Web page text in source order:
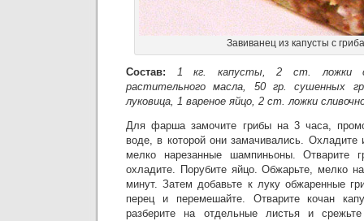
Завиванец из капусты с
Состав:
1 кг. капусты, 2 ст. ложки
растительного масла, 50 гр. сушенных
луковица, 1 вареное яйцо, 2 ст. ложки
Для фарша замочите грибы на 3 часа,
воде, в которой они замачивались. Охладите
мелко нарезанные шампиньоны. Отварите
охладите. Порубите яйцо. Обжарьте, мелко
минут. Затем добавьте к луку обжаренные
перец и перемешайте. Отварите кочан
разберите на отдельные листья и